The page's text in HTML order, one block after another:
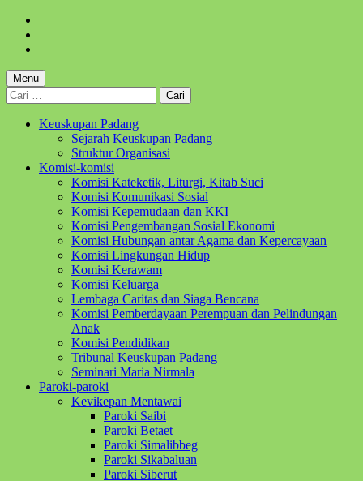
content
footer
Menu
Cari
untuk:
Keuskupan Padang
Sejarah Keuskupan Padang
Struktur Organisasi
Komisi-komisi
Komisi Kateketik, Liturgi, Kitab Suci
Komisi Komunikasi Sosial
Komisi Kepemudaan dan KKI
Komisi Pengembangan Sosial Ekonomi
Komisi Hubungan antar Agama dan Kepercayaan
Komisi Lingkungan Hidup
Komisi Kerawam
Komisi Keluarga
Lembaga Caritas dan Siaga Bencana
Komisi Pemberdayaan Perempuan dan Pelindungan
Anak
Komisi Pendidikan
Tribunal Keuskupan Padang
Seminari Maria Nirmala
Paroki-paroki
Kevikepan Mentawai
Paroki Saibi
Paroki Betaet
Paroki Simalibbeg
Paroki Sikabaluan
Paroki Siberut